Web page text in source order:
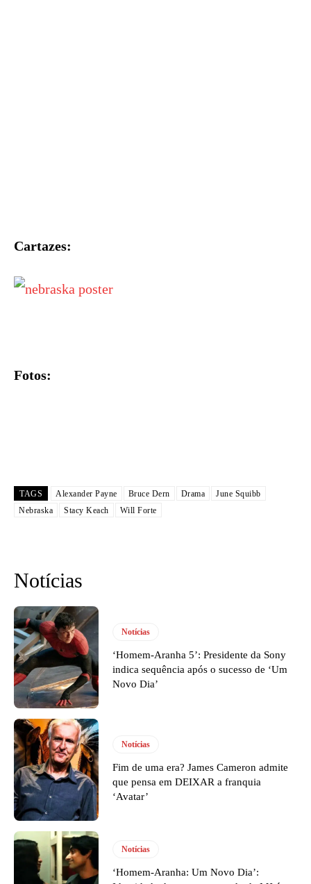
Cartazes:
Fotos:
TAGS Alexander Payne Bruce Dern Drama
June Squibb
Nebraska
Stacy Keach Will Forte
Notícias
Notícias
‘Homem-Aranha 5’: Presidente da Sony
indica sequência após o sucesso de ‘Um
Novo Dia’
Notícias
Fim de uma era? James Cameron admite
que pensa em DEIXAR a franquia
‘Avatar’
Notícias
‘Homem-Aranha: Um Novo Dia’: